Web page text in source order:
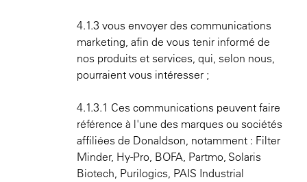
4.1.3 vous envoyer des communications
marketing, afin de vous tenir informé de
nos produits et services, qui, selon nous,
pourraient vous intéresser ;
4.1.3.1 Ces communications peuvent faire
référence à l'une des marques ou sociétés
affiliées de Donaldson, notamment : Filter
Minder, Hy-Pro, BOFA, Partmo, Solaris
Biotech, Purilogics, PAIS Industrial